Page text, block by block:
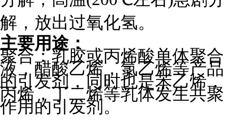
解，放出过氧化氢。
主要用途：
聚合：乳胶或丙烯酸单体聚合
液，醋酸乙烯，氯乙烯等产品
的引发剂，同时也是苯乙烯，
丙烯，丁二烯等乳体发生共聚
作用的引发剂。